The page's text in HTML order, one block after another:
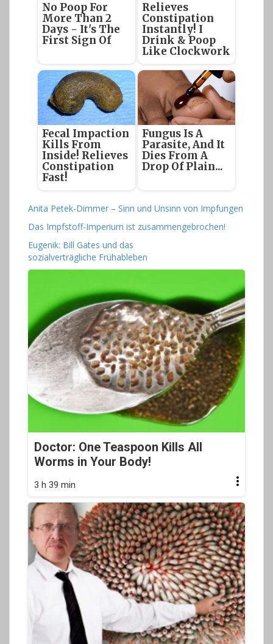
No Poop For
More Than 2
Days - It's The
First Sign Of
Relieves
Constipation
Instantly! I
Drink & Poop
Like Clockwork
Fecal Impaction
Kills From
Inside! Relieves
Constipation
Fast!
Fungus Is A
Parasite, And It
Dies From A
Drop Of Plain...
Anita Petek-Dimmer – Sinn und Unsinn von Impfungen
Das Impfstoff-Imperium ist zusammengebrochen!
Eugenik: Bill Gates und das
sozialverträgliche Frühableben
Doctor: One Teaspoon Kills All
Worms in Your Body!
3 h 39 min